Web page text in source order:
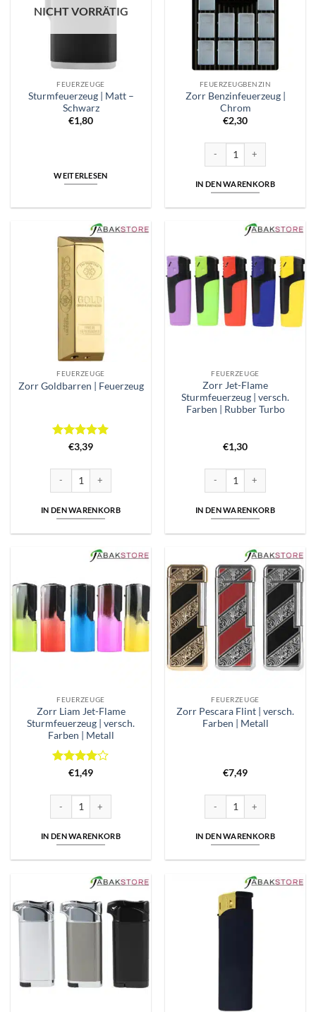
NICHT VORRÄTIG
FEUERZEUGE
Sturmfeuerzeug | Matt –
Schwarz
€1,80
WEITERLESEN
FEUERZEUGBENZIN
Zorr Benzinfeuerzeug |
Chrom
€2,30
IN DEN WARENKORB
FEUERZEUGE
Zorr Goldbarren | Feuerzeug
Bewertet
5
€3,39
IN DEN WARENKORB
FEUERZEUGE
Zorr Jet-Flame
Sturmfeuerzeug | versch.
Farben | Rubber Turbo
€1,30
IN DEN WARENKORB
FEUERZEUGE
Zorr Liam Jet-Flame
Sturmfeuerzeug | versch.
Farben | Metall
Bewertet
von 5
€1,49
Zorr Liam Jet-Flame Sturmfeuerzeug | versch. Farben | Metall Menge
IN DEN WARENKORB
FEUERZEUGE
Zorr Pescara Flint | versch.
Farben | Metall
€7,49
Zorr Pescara Flint | versch.
IN DEN WARENKORB